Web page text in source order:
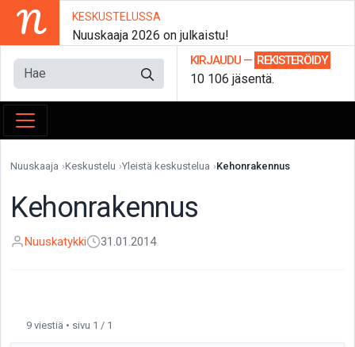
N KESKUSTELUSSA
Nuuskaaja 2026 on julkaistu!
KIRJAUDU — REKISTERÖIDY
10 106 jäsentä.
Nuuskaaja Keskustelu Yleistä keskustelua Kehonrakennus
Kehonrakennus
Nuuskatykki 31.01.2014
9 viestiä • sivu 1 / 1